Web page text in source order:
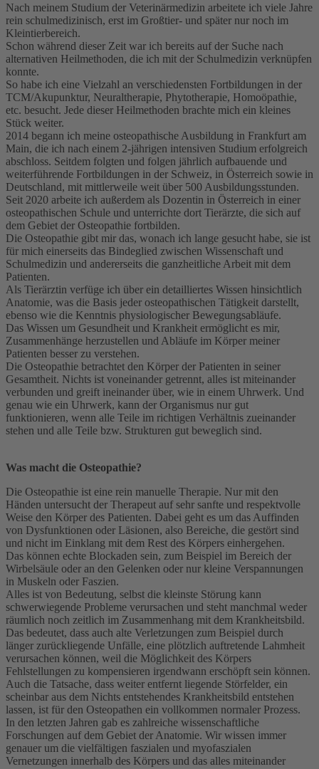
Nach meinem Studium der Veterinärmedizin arbeitete ich viele Jahre
rein schulmedizinisch, erst im Großtier- und später nur noch im
Kleintierbereich.
Schon während dieser Zeit war ich bereits auf der Suche nach
alternativen Heilmethoden, die ich mit der Schulmedizin verknüpfen
konnte.
So habe ich eine Vielzahl an verschiedensten Fortbildungen in der
TCM/Akupunktur, Neuraltherapie, Phytotherapie, Homoöpathie,
etc. besucht. Jede dieser Heilmethoden brachte mich ein kleines
Stück weiter.
2014 begann ich meine osteopathische Ausbildung in Frankfurt am
Main, die ich nach einem 2-jährigen intensiven Studium erfolgreich
abschloss. Seitdem folgten und folgen jährlich aufbauende und
weiterführende Fortbildungen in der Schweiz, in Österreich sowie in
Deutschland, mit mittlerweile weit über 500 Ausbildungsstunden.
Seit 2020 arbeite ich außerdem als Dozentin in Österreich in einer
osteopathischen Schule und unterrichte dort Tierärzte, die sich auf
dem Gebiet der Osteopathie fortbilden.
Die Osteopathie gibt mir das, wonach ich lange gesucht habe, sie ist
für mich einerseits das Bindeglied zwischen Wissenschaft und
Schulmedizin und andererseits die ganzheitliche Arbeit mit dem
Patienten.
Als Tierärztin verfüge ich über ein detailliertes Wissen hinsichtlich
Anatomie, was die Basis jeder osteopathischen Tätigkeit darstellt,
ebenso wie die Kenntnis physiologischer Bewegungsabläufe.
Das Wissen um Gesundheit und Krankheit ermöglicht es mir,
Zusammenhänge herzustellen und Abläufe im Körper meiner
Patienten besser zu verstehen.
Die Osteopathie betrachtet den Körper der Patienten in seiner
Gesamtheit. Nichts ist voneinander getrennt, alles ist miteinander
verbunden und greift ineinander über, wie in einem Uhrwerk. Und
genau wie ein Uhrwerk, kann der Organismus nur gut
funktionieren, wenn alle Teile im richtigen Verhältnis zueinander
stehen und alle Teile bzw. Strukturen gut beweglich sind.
Was macht die Osteopathie?
Die Osteopathie ist eine rein manuelle Therapie. Nur mit den
Händen untersucht der Therapeut auf sehr sanfte und respektvolle
Weise den Körper des Patienten. Dabei geht es um das Auffinden
von Dysfunktionen oder Läsionen, also Bereiche, die gestört sind
und nicht im Einklang mit dem Rest des Körpers einhergehen.
Das können echte Blockaden sein, zum Beispiel im Bereich der
Wirbelsäule oder an den Gelenken oder nur kleine Verspannungen
in Muskeln oder Faszien.
Alles ist von Bedeutung, selbst die kleinste Störung kann
schwerwiegende Probleme verursachen und steht manchmal weder
räumlich noch zeitlich im Zusammenhang mit dem Krankheitsbild.
Das bedeutet, dass auch alte Verletzungen zum Beispiel durch
länger zurückliegende Unfälle, eine plötzlich auftretende Lahmheit
verursachen können, weil die Möglichkeit des Körpers
Fehlstellungen zu kompensieren irgendwann erschöpft sein können.
Auch die Tatsache, dass weiter entfernt liegende Störfelder, ein
scheinbar aus dem Nichts entstehendes Krankheitsbild entstehen
lassen, ist für den Osteopathen ein vollkommen normaler Prozess.
In den letzten Jahren gab es zahlreiche wissenschaftliche
Forschungen auf dem Gebiet der Anatomie. Wir wissen immer
genauer um die vielfältigen faszialen und myofaszialen
Vernetzungen innerhalb des Körpers und das alles miteinander